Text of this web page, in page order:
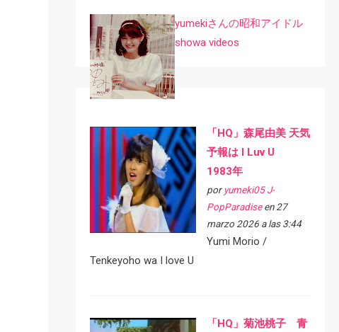
yumekiさんの昭和アイドル
showa videos
「HQ」森尾由美 天気
予報は I Luv U
1983年
por yumeki05 J-
PopParadiseen 27
marzo 2026 a las 3:44
Yumi Morio /
Tenkeyoho wa I love U
「HQ」菊池桃子 青